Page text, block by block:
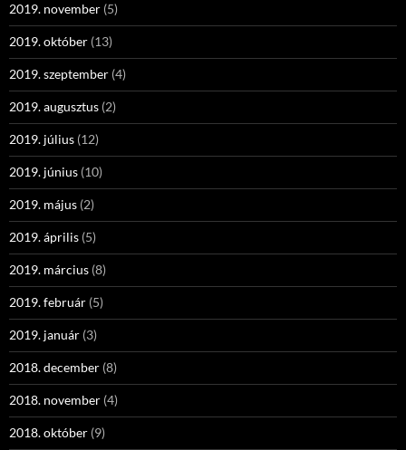
2019. november (5)
2019. október (13)
2019. szeptember (4)
2019. augusztus (2)
2019. július (12)
2019. június (10)
2019. május (2)
2019. április (5)
2019. március (8)
2019. február (5)
2019. január (3)
2018. december (8)
2018. november (4)
2018. október (9)